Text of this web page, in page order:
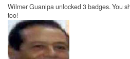
Wilmer Guanipa unlocked 3 badges. You
too!